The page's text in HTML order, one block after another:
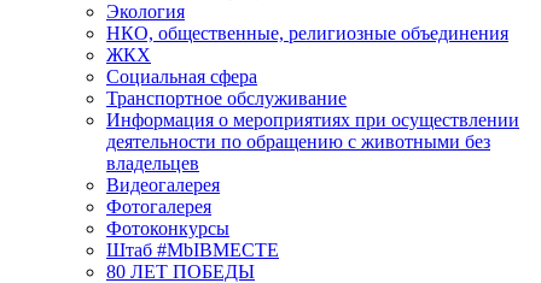
Экология
НКО, общественные, религиозные объединения
ЖКХ
Социальная сфера
Транспортное обслуживание
Информация о мероприятиях при осуществлении
деятельности по обращению с животными без
владельцев
Видеогалерея
Фотогалерея
Фотоконкурсы
Штаб #MbIBMECTE
80 ЛЕТ ПОБЕДЫ